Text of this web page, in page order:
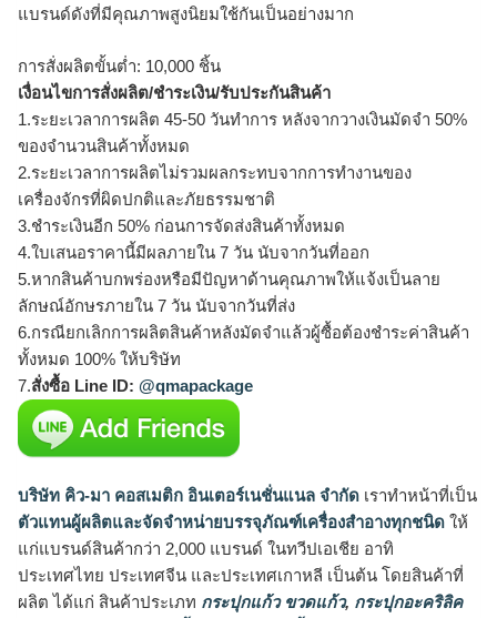
แบรนด์ดังที่มีคุณภาพสูงนิยมใช้กันเป็นอย่างมาก
การสั่งผลิตขั้นต่ำ: 10,000 ชิ้น
เงื่อนไขการสั่งผลิต/ชำระเงิน/รับประกันสินค้า
1.ระยะเวลาการผลิต 45-50 วันทำการ หลังจากวางเงินมัดจำ 50%
ของจำนวนสินค้าทั้งหมด
2.ระยะเวลาการผลิตไม่รวมผลกระทบจากการทำงานของ
เครื่องจักรที่ผิดปกติและภัยธรรมชาติ
3.ชำระเงินอีก 50% ก่อนการจัดส่งสินค้าทั้งหมด
4.ใบเสนอราคานี้มีผลภายใน 7 วัน นับจากวันที่ออก
5.หากสินค้าบกพร่องหรือมีปัญหาด้านคุณภาพให้แจ้งเป็นลาย
ลักษณ์อักษรภายใน 7 วัน นับจากวันที่ส่ง
6.กรณียกเลิกการผลิตสินค้าหลังมัดจำแล้วผู้ซื้อต้องชำระค่าสินค้า
ทั้งหมด 100% ให้บริษัท
7.สั่งซื้อ Line ID: @qmapackage
บริษัท คิว-มา คอสเมติก อินเตอร์เนชั่นแนล จำกัด เราทำหน้าที่เป็น
ตัวแทนผู้ผลิตและจัดจำหน่ายบรรจุภัณฑ์เครื่องสำอางทุกชนิด ให้
แก่แบรนด์สินค้ากว่า 2,000 แบรนด์ ในทวีปเอเชีย อาทิ
ประเทศไทย ประเทศจีน และประเทศเกาหลี เป็นต้น โดยสินค้าที่
ผลิต ได้แก่ สินค้าประเภท กระปุกแก้ว ขวดแก้ว, กระปุกอะคริลิค